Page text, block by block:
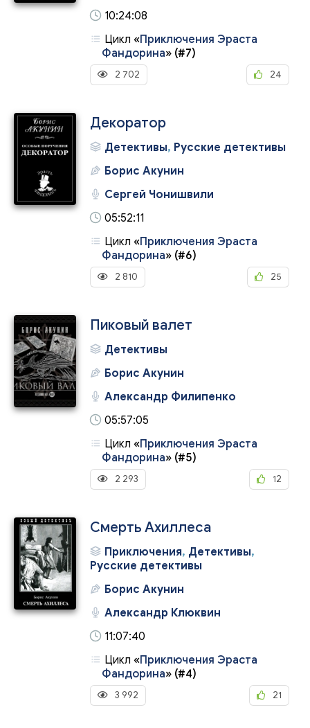
10:24:08
Цикл «Приключения Эраста
Фандорина» (#7)
2 702 24
Декоратор
Детективы, Русские детективы
Борис Акунин
Сергей Чонишвили
05:52:11
Цикл «Приключения Эраста
Фандорина» (#6)
2 810 25
Пиковый валет
Детективы
Борис Акунин
Александр Филипенко
05:57:05
Цикл «Приключения Эраста
Фандорина» (#5)
2 293 12
Смерть Ахиллеса
Приключения, Детективы,
Русские детективы
Борис Акунин
Александр Клюквин
11:07:40
Цикл «Приключения Эраста
Фандорина» (#4)
3 992 21